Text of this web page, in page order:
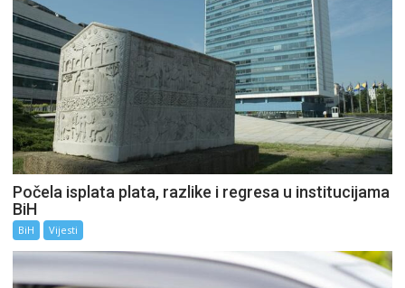
Počela isplata plata, razlike i regresa u institucijama
BiH
BiH Vijesti